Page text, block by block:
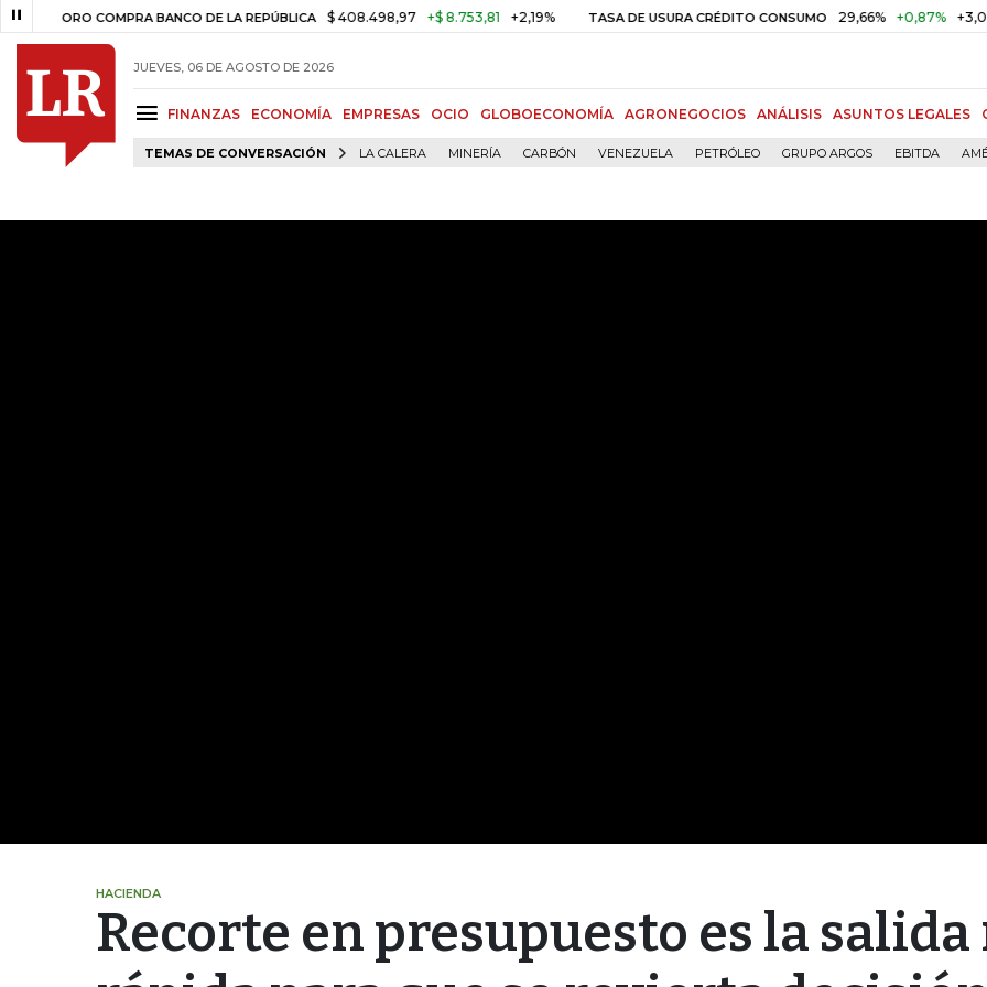
ORO COMPRA BANCO DE LA REPÚBLICA $ 408.498,97 +$ 8.753,81 +2,19% TASA DE USURA CRÉDITO CONSUMO 29,66% +0,87% +3,02%
JUEVES, 06 DE AGOSTO DE 2026
FINANZAS ECONOMÍA EMPRESAS OCIO GLOBOECONOMÍA AGRONEGOCIOS ANÁLISIS ASUNTOS LEGALES
TEMAS DE CONVERSACIÓN LA CALERA MINERÍA CARBÓN VENEZUELA PETRÓLEO GRUPO ARGOS EBITDA
HACIENDA
Recorte en presupuesto es la salida